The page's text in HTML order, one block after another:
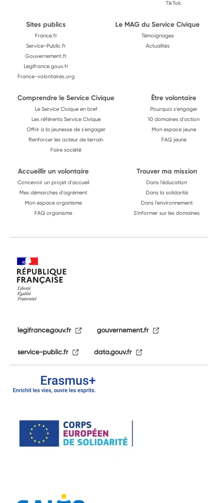
TikTok
Sites publics
France.fr
Service-Public.fr
Gouvernement.fr
Legifrance.gouv.fr
France-volontaires.org
Le MAG du Service Civique
Témoignages
Actualités
Comprendre le Service Civique
Le Service Civique en bref
Les référents Service Civique
Offrir à la jeunesse de s'engager
Renforcer les acteur de terrain
Faire société
Être volontaire
Pourquoi s'engager
10 domaines d'action
Mon espace jeune
FAQ jeune
Accueillir un volontaire
Concevoir un projet d'accueil
Mes démarches d'agrément
Mon espace organisme
FAQ organisme
Trouver ma mission
Dans l'éducation
Dans la solidarité
Dans l'environnement
S'informer sur les domaines
legifrance.gouv.fr gouvernement.fr
service-public.fr data.gouv.fr